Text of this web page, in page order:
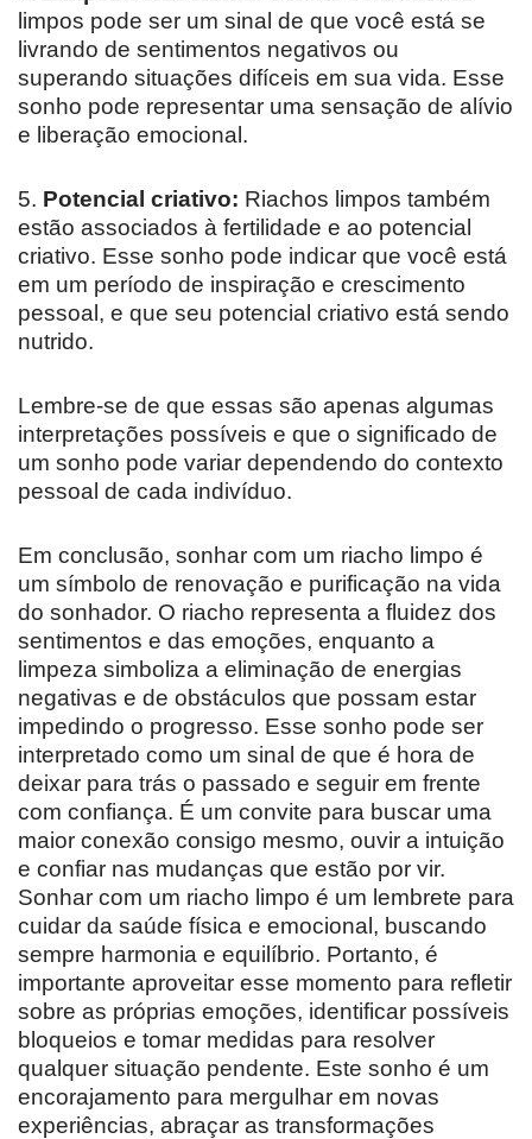
limpos pode ser um sinal de que você está se
livrando de sentimentos negativos ou
superando situações difíceis em sua vida. Esse
sonho pode representar uma sensação de alívio
e liberação emocional.
5. Potencial criativo: Riachos limpos também
estão associados à fertilidade e ao potencial
criativo. Esse sonho pode indicar que você está
em um período de inspiração e crescimento
pessoal, e que seu potencial criativo está sendo
nutrido.
Lembre-se de que essas são apenas algumas
interpretações possíveis e que o significado de
um sonho pode variar dependendo do contexto
pessoal de cada indivíduo.
Em conclusão, sonhar com um riacho limpo é
um símbolo de renovação e purificação na vida
do sonhador. O riacho representa a fluidez dos
sentimentos e das emoções, enquanto a
limpeza simboliza a eliminação de energias
negativas e de obstáculos que possam estar
impedindo o progresso. Esse sonho pode ser
interpretado como um sinal de que é hora de
deixar para trás o passado e seguir em frente
com confiança. É um convite para buscar uma
maior conexão consigo mesmo, ouvir a intuição
e confiar nas mudanças que estão por vir.
Sonhar com um riacho limpo é um lembrete para
cuidar da saúde física e emocional, buscando
sempre harmonia e equilíbrio. Portanto, é
importante aproveitar esse momento para refletir
sobre as próprias emoções, identificar possíveis
bloqueios e tomar medidas para resolver
qualquer situação pendente. Este sonho é um
encorajamento para mergulhar em novas
experiências, abraçar as transformações